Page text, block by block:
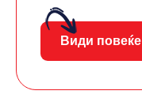
Види повеќе